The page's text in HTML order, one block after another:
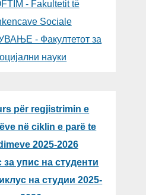
- Fakultetit të
Sociale
- Факултетот за
науки
për regjistrimin e
në ciklin e parë te
2025-2026
за упис на студенти
на студии 2025-